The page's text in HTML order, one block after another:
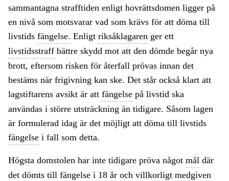
sammantagna strafftiden enligt hovrättsdomen ligger på
en nivå som motsvarar vad som krävs för att döma till
livstids fängelse. Enligt riksåklagaren ger ett
livstidsstraff bättre skydd mot att den dömde begår nya
brott, eftersom risken för återfall prövas innan det
bestäms när frigivning kan ske. Det står också klart att
lagstiftarens avsikt är att fängelse på livstid ska
användas i större utsträckning än tidigare. Såsom lagen
är formulerad idag är det möjligt att döma till livstids
fängelse i fall som detta.
Högsta domstolen har inte tidigare pröva något mål där
det dömts till fängelse i 18 år och villkorligt medgiven